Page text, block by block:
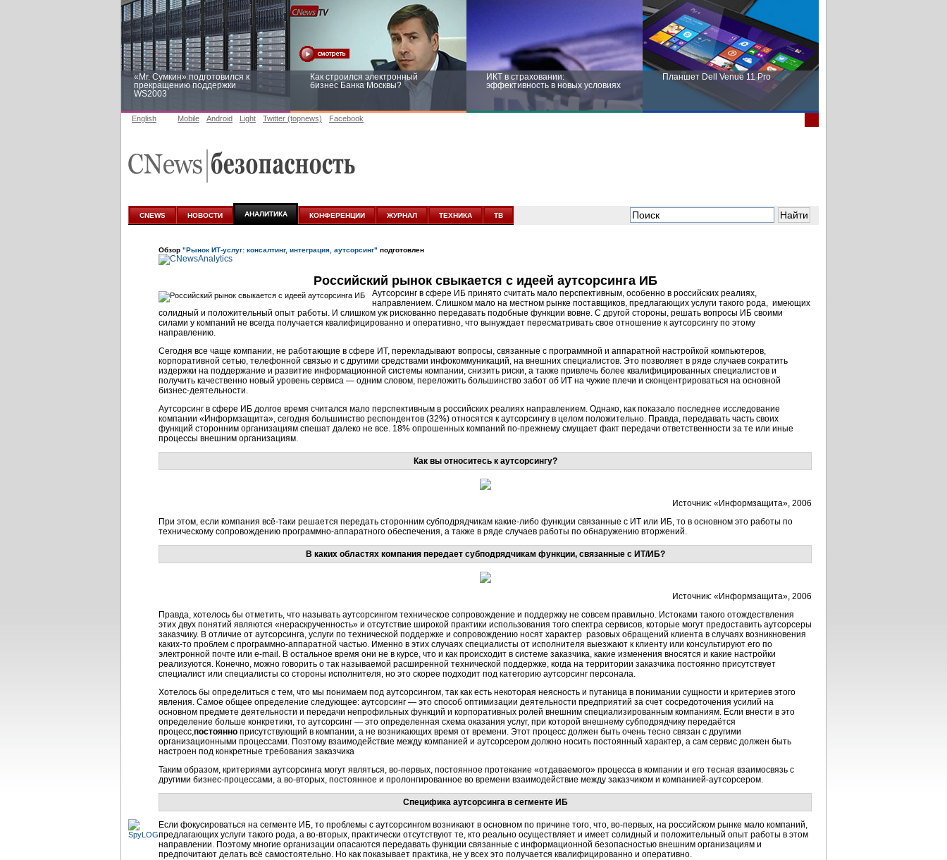
«Mr. Сумкин» подготовился к
прекращению поддержки
WS2003
Как строился электронный
бизнес Банка Москвы?
ИКТ в страховании:
эффективность в новых условиях
Планшет Dell Venue 11 Pro
аналитике
новых условиях
English Mobile Android Light Twitter (topnews) Facebook
CNEWS НОВОСТИ АНАЛИТИКА КОНФЕРЕНЦИИ ЖУРНАЛ ТЕХНИКА ТВ
Обзор "Рынок ИТ-услуг: консалтинг, интеграция, аутсорсинг" подготовлен
Российский рынок свыкается с идеей аутсорсинга ИБ
Аутсорсинг в сфере ИБ принято считать мало перспективным, особенно в российских реалиях,
направлением. Слишком мало на местном рынке поставщиков, предлагающих услуги такого рода, имеющих
солидный и положительный опыт работы. И слишком уж рискованно передавать подобные функции вовне. С другой стороны, решать вопросы ИБ своими
силами у компаний не всегда получается квалифицированно и оперативно, что вынуждает пересматривать свое отношение к аутсорсингу по этому
направлению.
Сегодня все чаще компании, не работающие в сфере ИT, перекладывают вопросы, связанные с программной и аппаратной настройкой компьютеров,
корпоративной сетью, телефонной связью и с другими средствами инфокоммуникаций, на внешних специалистов. Это позволяет в ряде случаев сократить
издержки на поддержание и развитие информационной системы компании, снизить риски, а также привлечь более квалифицированных специалистов и
получить качественно новый уровень сервиса — одним словом, переложить большинство забот об ИТ на чужие плечи и сконцентрироваться на основной
бизнес-деятельности.
Аутсорсинг в сфере ИБ долгое время считался мало перспективным в российских реалиях направлением. Однако, как показало последнее исследование
компании «Информзащита», сегодня большинство респондентов (32%) относятся к аутсорсингу в целом положительно. Правда, передавать часть своих
функций сторонним организациям спешат далеко не все. 18% опрошенных компаний по-прежнему смущает факт передачи ответственности за те или иные
процессы внешним организациям.
Как вы относитесь к аутсорсингу?
Источник: «Информзащита», 2006
При этом, если компания всё-таки решается передать сторонним субподрядчикам какие-либо функции связанные с ИТ или ИБ, то в основном это работы по
техническому сопровождению программно-аппаратного обеспечения, а также в ряде случаев работы по обнаружению вторжений.
В каких областях компания передает субподрядчикам функции, связанные с ИТ/ИБ?
Источник: «Информзащита», 2006
Правда, хотелось бы отметить, что называть аутсорсингом техническое сопровождение и поддержку не совсем правильно. Истоками такого отождествления
этих двух понятий являются «нераскрученность» и отсутствие широкой практики использования того спектра сервисов, которые могут предоставить аутсорсеры
заказчику. В отличие от аутсорсинга, услуги по технической поддержке и сопровождению носят характер разовых обращений клиента в случаях возникновения
каких-то проблем с программно-аппаратной частью. Именно в этих случаях специалисты от исполнителя выезжают к клиенту или консультируют его по
электронной почте или e-mail. В остальное время они не в курсе, что и как происходит в системе заказчика, какие изменения вносятся и какие настройки
реализуются. Конечно, можно говорить о так называемой расширенной технической поддержке, когда на территории заказчика постоянно присутствует
специалист или специалисты со стороны исполнителя, но это скорее подходит под категорию аутсорсинг персонала.
Хотелось бы определиться с тем, что мы понимаем под аутсорсингом, так как есть некоторая неясность и путаница в понимании сущности и критериев этого
явления. Самое общее определение следующее: аутсорсинг — это способ оптимизации деятельности предприятий за счет сосредоточения усилий на
основном предмете деятельности и передачи непрофильных функций и корпоративных ролей внешним специализированным компаниям. Если внести в это
определение больше конкретики, то аутсорсинг — это определенная схема оказания услуг, при которой внешнему субподрядчику передаётся
процесс,постоянно присутствующий в компании, а не возникающих время от времени. Этот процесс должен быть очень тесно связан с другими
организационными процессами. Поэтому взаимодействие между компанией и аутсорсером должно носить постоянный характер, а сам сервис должен быть
настроен под конкретные требования заказчика
Таким образом, критериями аутсорсинга могут являться, во-первых, постоянное протекание «отдаваемого» процесса в компании и его тесная взаимосвязь с
другими бизнес-процессами, а во-вторых, постоянное и пролонгированное во времени взаимодействие между заказчиком и компанией-аутсорсером.
Специфика аутсорсинга в сегменте ИБ
Если фокусироваться на сегменте ИБ, то проблемы с аутсорсингом возникают в основном по причине того, что, во-первых, на российском рынке мало компаний,
предлагающих услуги такого рода, а во-вторых, практически отсутствуют те, кто реально осуществляет и имеет солидный и положительный опыт работы в этом
направлении. Поэтому многие организации опасаются передавать функции связанные с информационной безопасностью внешним организациям и
предпочитают делать всё самостоятельно. Но как показывает практика, не у всех это получается квалифицированно и оперативно.